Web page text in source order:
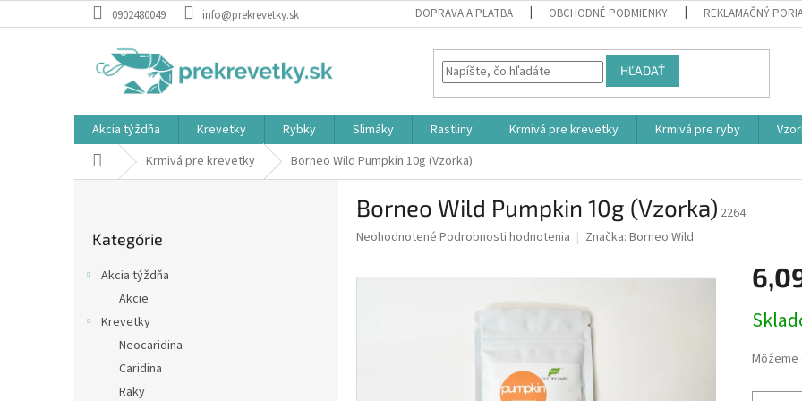
na
0902480049 info@prekrevetky.sk DOPRAVA A PLATBA OBCHODNÉ PODMIENKY REKLAMAČNÝ
HĽADAŤ
Akcia týždňa Krevetky Rybky Slimáky Rastliny Krmivá pre krevetky Krmivá pre ryby
DomovKrmivá pre krevetky Borneo Wild Pumpkin 10g (Vzorka)
kategórie
Kategórie
Akcia týždňa
Akcie
Krevetky
Neocaridina
Caridina
Raky
Borneo Wild Pumpkin 10g (Vzorka) 2264
Priemerné
Neohodnotené Podrobnosti hodnotenia Značka: Borneo Wild
cena: